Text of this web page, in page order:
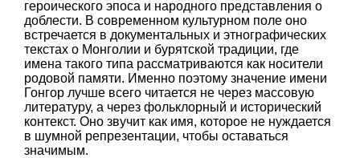
героического эпоса и народного представления о
доблести. В современном культурном поле оно
встречается в документальных и этнографических
текстах о Монголии и бурятской традиции, где
имена такого типа рассматриваются как носители
родовой памяти. Именно поэтому значение имени
Гонгор лучше всего читается не через массовую
литературу, а через фольклорный и исторический
контекст. Оно звучит как имя, которое не нуждается
в шумной репрезентации, чтобы оставаться
значимым.